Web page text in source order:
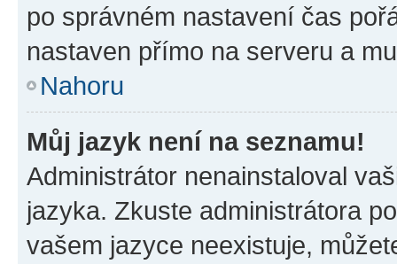
po správném nastavení čas
nastaven přímo na serveru a
Nahoru
Můj jazyk není na seznamu!
Administrátor nenainstaloval
jazyka. Zkuste administrátora
vašem jazyce neexistuje,